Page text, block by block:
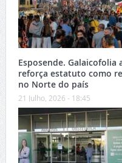
Esposende.
reforça estatuto como
no Norte do país
21 Julho, 2026 - 18:45